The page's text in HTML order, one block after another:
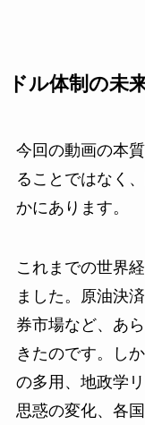
ドル体制の未
今回の動画の本
ることではなく
かにあります。
これまでの世界
ました。原油決
券市場など、あ
きたのです。し
の多用、地政学
思惑の変化、各